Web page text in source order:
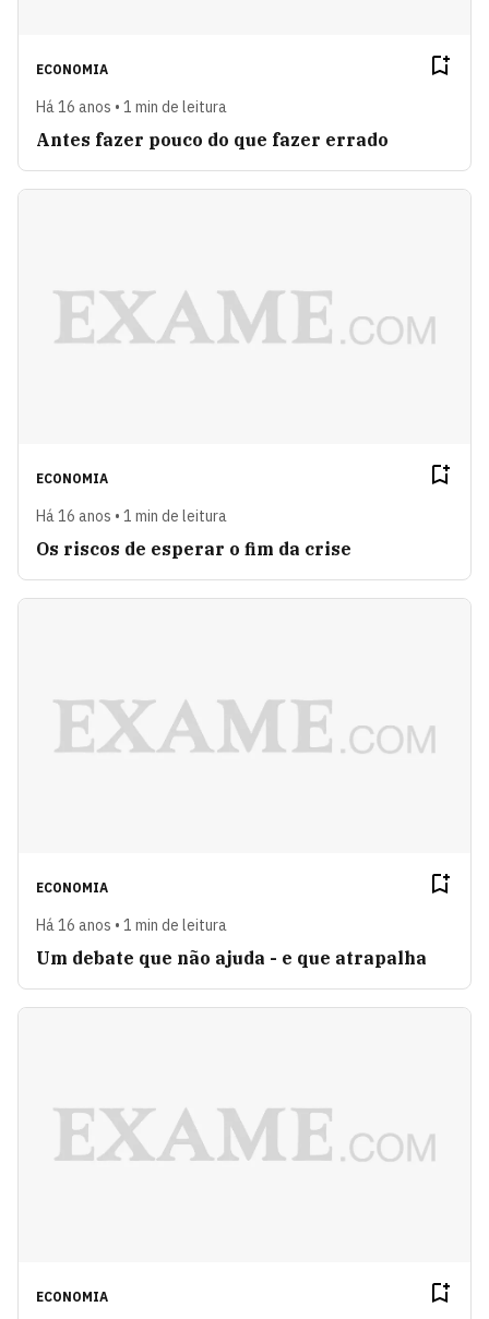
ECONOMIA
Há 16 anos • 1 min de leitura
Antes fazer pouco do que fazer errado
ECONOMIA
Há 16 anos • 1 min de leitura
Os riscos de esperar o fim da crise
ECONOMIA
Há 16 anos • 1 min de leitura
Um debate que não ajuda - e que atrapalha
ECONOMIA